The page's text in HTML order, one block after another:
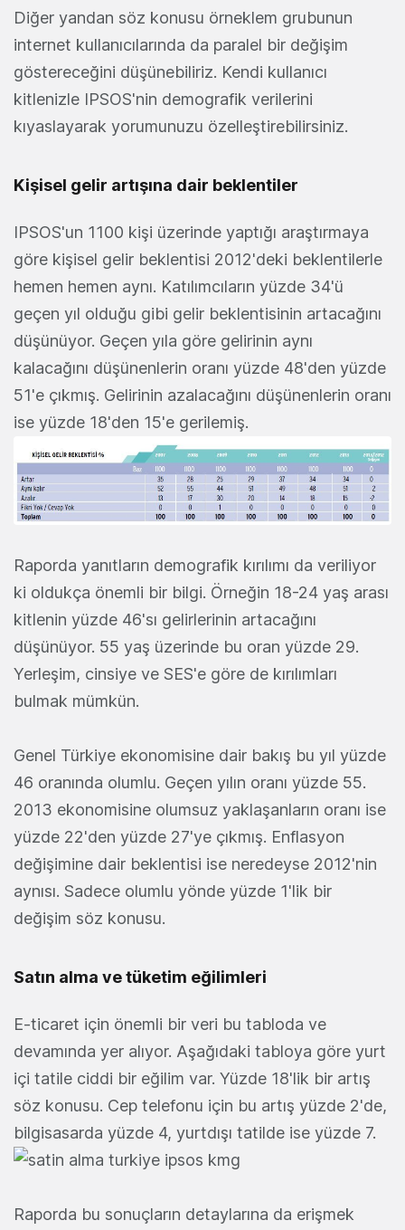
Diğer yandan söz konusu örneklem grubunun
internet kullanıcılarında da paralel bir değişim
göstereceğini düşünebiliriz. Kendi kullanıcı
kitlenizle IPSOS'nin demografik verilerini
kıyaslayarak yorumunuzu özelleştirebilirsiniz.
Kişisel gelir artışına dair beklentiler
IPSOS'un 1100 kişi üzerinde yaptığı araştırmaya
göre kişisel gelir beklentisi 2012'deki beklentilerle
hemen hemen aynı. Katılımcıların yüzde 34'ü
geçen yıl olduğu gibi gelir beklentisinin artacağını
düşünüyor. Geçen yıla göre gelirinin aynı
kalacağını düşünenlerin oranı yüzde 48'den yüzde
51'e çıkmış. Gelirinin azalacağını düşünenlerin oranı
ise yüzde 18'den 15'e gerilemiş.
Raporda yanıtların demografik kırılımı da veriliyor
ki oldukça önemli bir bilgi. Örneğin 18-24 yaş arası
kitlenin yüzde 46'sı gelirlerinin artacağını
düşünüyor. 55 yaş üzerinde bu oran yüzde 29.
Yerleşim, cinsiye ve SES'e göre de kırılımları
bulmak mümkün.
Genel Türkiye ekonomisine dair bakış bu yıl yüzde
46 oranında olumlu. Geçen yılın oranı yüzde 55.
2013 ekonomisine olumsuz yaklaşanların oranı ise
yüzde 22'den yüzde 27'ye çıkmış. Enflasyon
değişimine dair beklentisi ise neredeyse 2012'nin
aynısı. Sadece olumlu yönde yüzde 1'lik bir
değişim söz konusu.
Satın alma ve tüketim eğilimleri
E-ticaret için önemli bir veri bu tabloda ve
devamında yer alıyor. Aşağıdaki tabloya göre yurt
içi tatile ciddi bir eğilim var. Yüzde 18'lik bir artış
söz konusu. Cep telefonu için bu artış yüzde 2'de,
bilgisasarda yüzde 4, yurtdışı tatilde ise yüzde 7.
Raporda bu sonuçların detaylarına da erişmek